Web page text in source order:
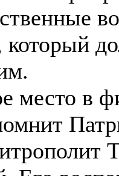
который
место в